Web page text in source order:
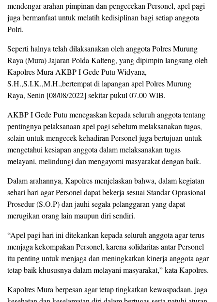
mendengar arahan pimpinan dan pengecekan Personel, apel pagi
juga bermanfaat untuk melatih kedisiplinan bagi setiap anggota
Polri.
Seperti halnya telah dilaksanakan oleh anggota Polres Murung
Raya (Mura) Jajaran Polda Kalteng, yang dipimpin langsung oleh
Kapolres Mura AKBP I Gede Putu Widyana,
S.H.,S.I.K.,M.H.,bertempat di lapangan apel Polres Murung
Raya, Senin [08/08/2022] sekitar pukul 07.00 WIB.
AKBP I Gede Putu menegaskan kepada seluruh anggota tentang
pentingnya pelaksanaan apel pagi sebelum melaksanakan tugas,
selain untuk mengecek kehadiran Personel juga bertujuan untuk
mengetahui kesiapan anggota dalam melaksanakan tugas
melayani, melindungi dan mengayomi masyarakat dengan baik.
Dalam arahannya, Kapolres menjelaskan bahwa, dalam kegiatan
sehari hari agar Personel dapat bekerja sesuai Standar Oprasional
Prosedur (S.O.P) dan jauhi segala pelanggaran yang dapat
merugikan orang lain maupun diri sendiri.
“Apel pagi hari ini ditekankan kepada seluruh anggota agar terus
menjaga kekompakan Personel, karena solidaritas antar Personel
itu penting untuk menjaga dan meningkatkan kinerja anggota agar
tetap baik khususnya dalam melayani masyarakat,” kata Kapolres.
Kapolres Mura berpesan agar tetap tingkatkan kewaspadaan, jaga